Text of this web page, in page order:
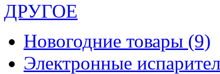
ДРУГОЕ
Новогодние товары (9)
Электронные